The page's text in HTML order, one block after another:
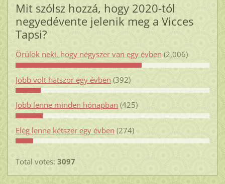
Mit szólsz hozzá, hogy 2020-tól
negyedévente jelenik meg a Vicces
Tapsi?
Örülök neki, hogy négyszer van egy évben (2,006)
Jobb volt hatszor egy évben (392)
Jobb lenne minden hónapban (425)
Elég lenne kétszer egy évben (274)
Total votes: 3097